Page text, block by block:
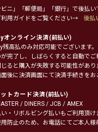
ニ」「郵便局」「銀行」で後払
利用ガイドをご覧ください→
後払
オンライン決済(前払い)
高払のみ対応可能でございます。
完了し、しばらくすると自動で
ると購入が失敗する可能性があり
後に決済画面にて決済手続きをお
トカード決済(前払い)
/ DINERS / JCB / AMEX
・リボルビング払いもご利用頂け
防止のため、お電話にてご本人様